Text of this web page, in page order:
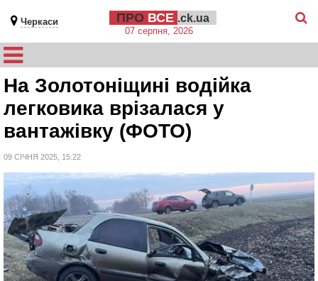
Черкаси ПРО ВСЕ .ck.ua
07 серпня, 2026
На Золотоніщині водійка
легковика врізалася у
вантажівку (ФОТО)
09 СІЧНЯ 2025, 15:22